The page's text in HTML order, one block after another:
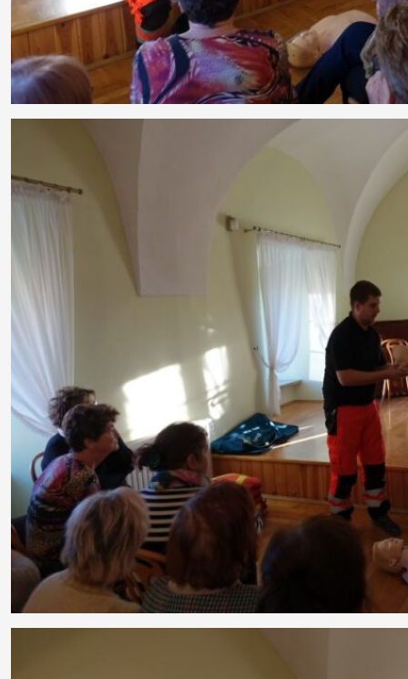
nas
Kadra
Wydarzenia
Konkursy
Projekty
Praca
Rozeznanie
rynku
Kontakt